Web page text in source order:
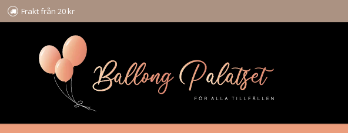
Frakt från 20 kr